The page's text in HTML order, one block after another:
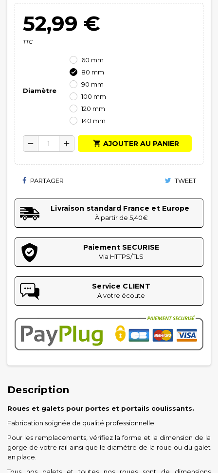
52,99 €
TTC
Diamètre
60 mm

80 mm
90 mm
100 mm
120 mm
140 mm
remove add  AJOUTER AU PANIER
PARTAGER TWEET
Livraison standard France et Europe
À partir de 5,40€
Paiement SECURISE
Via HTTPS/TLS
Service CLIENT
A votre écoute
Description
Roues et galets pour portes et portails coulissants.
Fabrication soignée de qualité professionnelle.
Pour les remplacements, vérifiez la forme et la dimension de la
gorge de votre rail ainsi que le diamètre de la roue ou du galet
en place.